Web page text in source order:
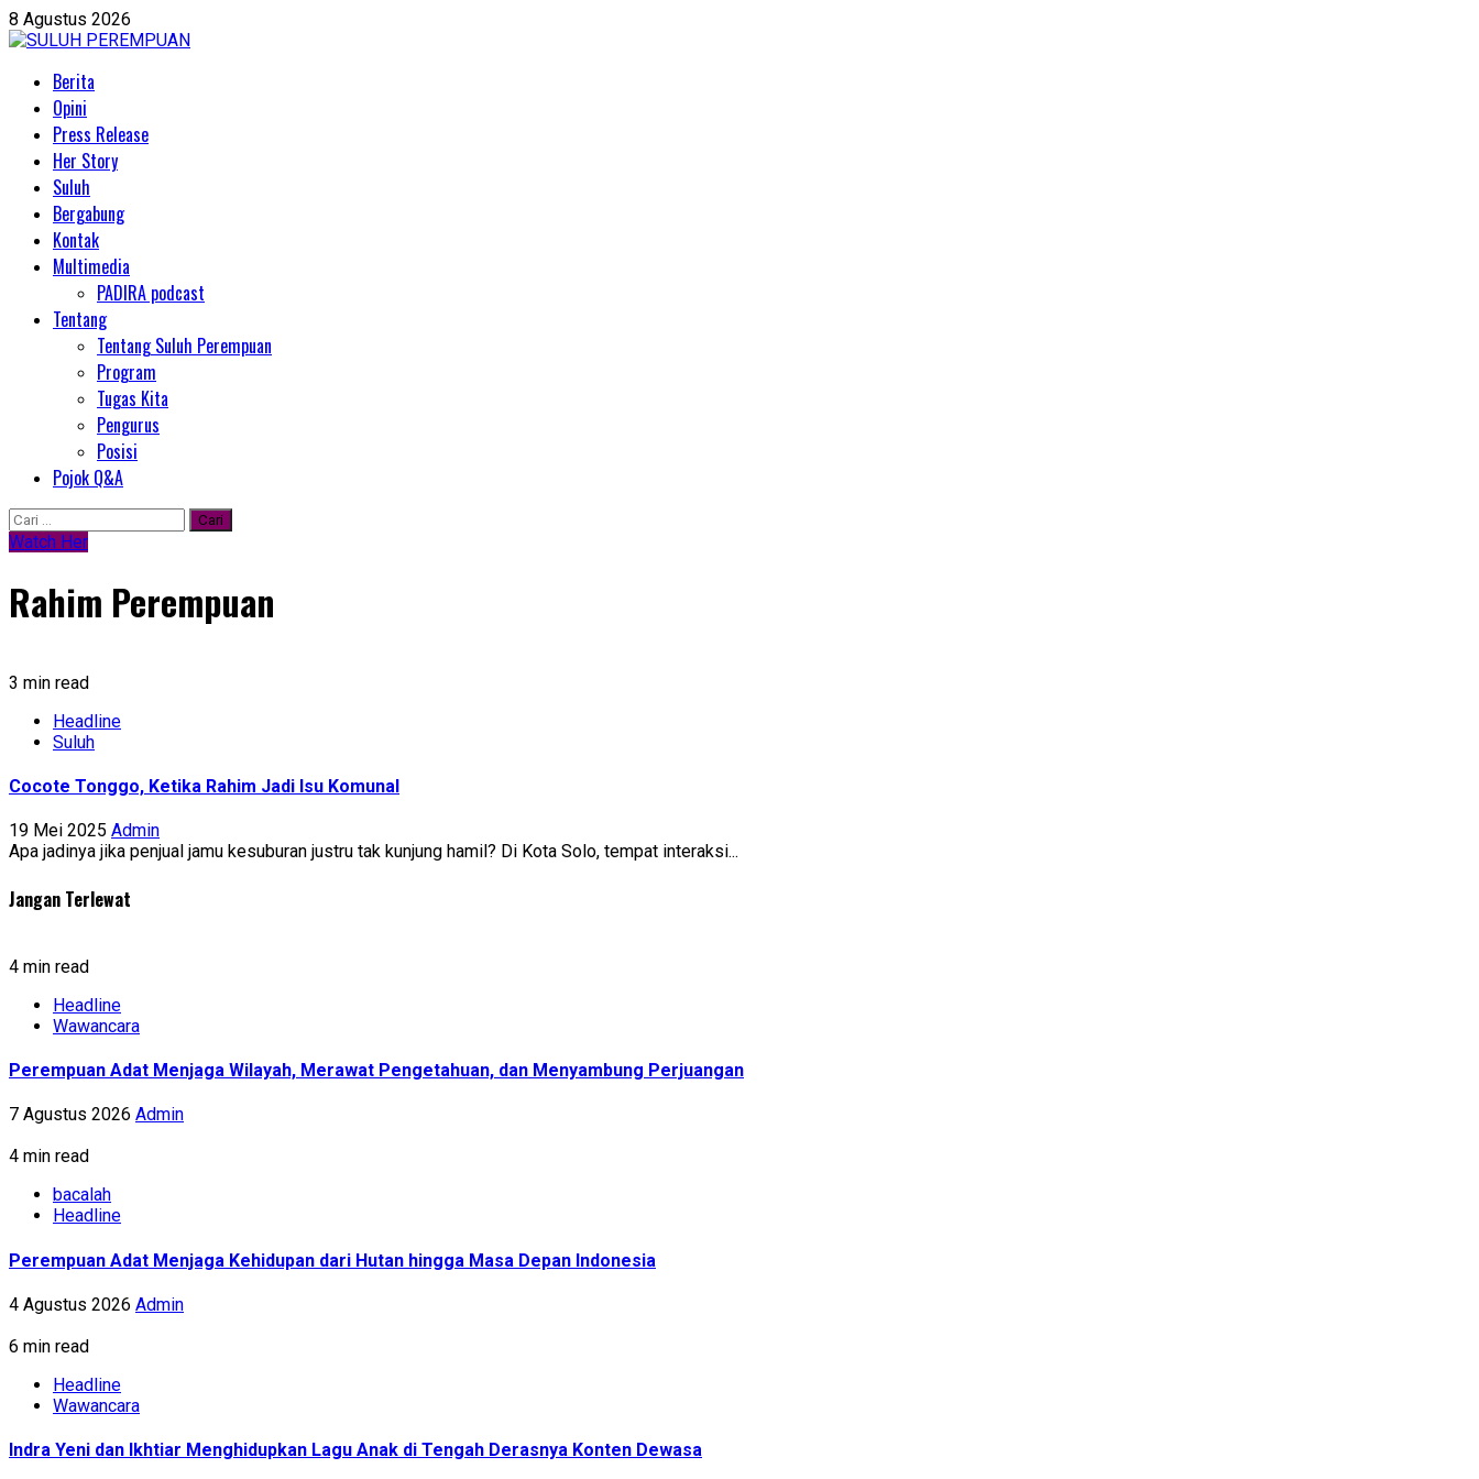
Skip
to
8 Agustus 2026
PrimaryBerita
Opini
Press Release
Her Story
Suluh
Bergabung
Kontak
Multimedia
PADIRA podcast
Tentang
Tentang Suluh Perempuan
Program
Tugas Kita
Pengurus
Posisi
Pojok Q&A
Cari
untuk:
Watch Her
Rahim Perempuan
3 min read
Headline
Suluh
Cocote Tonggo, Ketika Rahim Jadi Isu Komunal
19 Mei 2025 Admin
Apa jadinya jika penjual jamu kesuburan justru tak kunjung hamil? Di Kota Solo, tempat interaksi...
Jangan Terlewat
4 min read
Headline
Wawancara
Perempuan Adat Menjaga Wilayah, Merawat Pengetahuan, dan Menyambung Perjuangan
7 Agustus 2026 Admin
4 min read
bacalah
Headline
Perempuan Adat Menjaga Kehidupan dari Hutan hingga Masa Depan Indonesia
4 Agustus 2026 Admin
6 min read
Headline
Wawancara
Indra Yeni dan Ikhtiar Menghidupkan Lagu Anak di Tengah Derasnya Konten Dewasa